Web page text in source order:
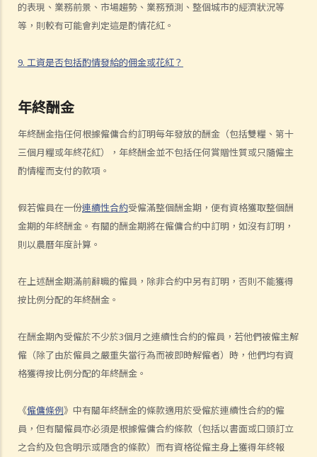
的表現、業務前景、市場趨勢、業務預測、整個城市的經濟狀況等
等，則較有可能會判定這是酌情花紅。
9. 工資是否包括酌情發給的佣金或花紅？
年終酬金
年終酬金指任何根據僱傭合約訂明每年發放的酬金（包括雙糧、第十
三個月糧或年終花紅），年終酬金並不包括任何賞贈性質或只隨僱主
酌情權而支付的款項。
假若僱員在一份連續性合約受僱滿整個酬金期，便有資格獲取整個酬
金期的年終酬金。有關的酬金期將在僱傭合約中訂明，如沒有訂明，
則以農曆年度計算。
在上述酬金期滿前辭職的僱員，除非合約中另有訂明，否則不能獲得
按比例分配的年終酬金。
在酬金期內受僱於不少於3個月之連續性合約的僱員，若他們被僱主解
僱（除了由於僱員之嚴重失當行為而被即時解僱者）時，他們均有資
格獲得按比例分配的年終酬金。
《僱傭條例》中有關年終酬金的條款適用於受僱於連續性合約的僱
員，但有關僱員亦必須是根據僱傭合約條款（包括以書面或口頭訂立
之合約及包含明示或隱含的條款）而有資格從僱主身上獲得年終報
給予通知期或支付代通知金？
擬該信的過程中是否有小心謹慎的責任？
7. 在暫停僱用期，我身為僱主需要付工資嗎？
1. 僱主於何時需要向其僱員支付遣散費？
2. 僱主於何時需要向其僱員支付長期服務金？
3. 我將會終止其中一名僱員之僱傭合約。我可否利用過往對該僱員之強
4. 我的僱員辭職及其最後僱傭日期為九月三十日。他有十天未用的年
假。假如他由九月二十一日至三十日連續放十天年假作為他離職前休
假，我應何時向他發放終止合約款項?
1. 僱員於休息日期間應否享有薪酬？
3. 我在某日要「候召」，該日算不算是休息日？
4. 我每週從星期一到星期五工作， 星期六和星期日休息。如果法定假期
恰巧是星期六，僱主是否應該給另一天替代假期？
6. 僱員於法定假期期間應否受薪？
7. 我可否以支付補貼工資之形式指令我的員工在法定假期期間工作？
8. 法定的年假和合約給予的年假有什麼分別？